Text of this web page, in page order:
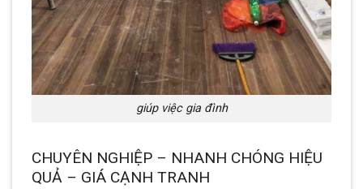
giúp việc gia đình
CHUYÊN NGHIỆP – NHANH CHÓNG HIỆU
QUẢ – GIÁ CẠNH TRANH